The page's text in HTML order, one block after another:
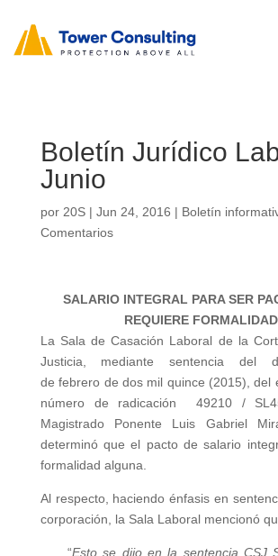
Boletín Jurídico
Junio
por 20S| Jun 24, 2016 | Boletín
Comentarios
SALARIO INTEGRAL PARA SER
REQUIERE FORMALIDAD
La Sala de Casación Laboral de la
Justicia, mediante sentencia del
de febrero de dos mil quince (2015), del
número de radicación 49210 /
Magistrado Ponente Luis Gabriel
determinó que el pacto de salario
formalidad alguna.
Al respecto, haciendo énfasis en
corporación, la Sala Laboral mencionó
“Esto se dijo en la sentencia CSJ